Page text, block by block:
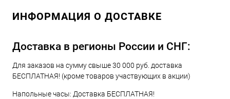
ИНФОРМАЦИЯ О ДОСТАВКЕ
Доставка в регионы России и СНГ:
Для заказов на сумму свыше 30 000 руб. доставка
БЕСПЛАТНАЯ! (кроме товаров участвующих в акции)
Напольные часы: Доставка БЕСПЛАТНАЯ!